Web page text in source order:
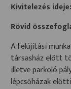
Kivitelezés ideje:
Rövid
A felújítási
társasház előtt
illetve parkoló
lépcsőházak